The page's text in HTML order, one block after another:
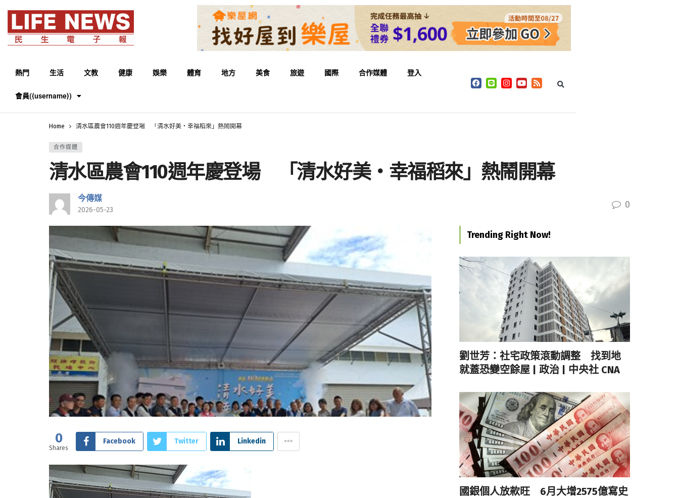
熱門 生活 文教 健康 娛樂 體育 地方 美食 旅遊 國際 合作媒體 登入
會員({username})
Home 清水區農會110週年慶登場 「清水好美・幸福稻來」熱鬧開幕
合作媒體
清水區農會110週年慶登場 「清水好美・幸福稻來」熱鬧開幕
今傳媒
2026-05-23 0
0
Shares
Facebook Twitter Linkedin
Trending Right Now!
劉世芳：社宅政策滾動調整 找到地
就蓋恐變空餘屋 | 政治 | 中央社 CNA
國銀個人放款旺 6月大增2575億寫史